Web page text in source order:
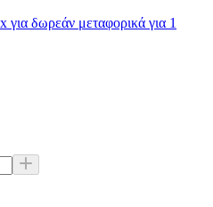
δωρεάν μεταφορικά για 1